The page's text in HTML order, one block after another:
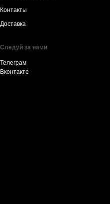
Контакты
Доставка
Следуй за нами
Телеграм
Вконтакте